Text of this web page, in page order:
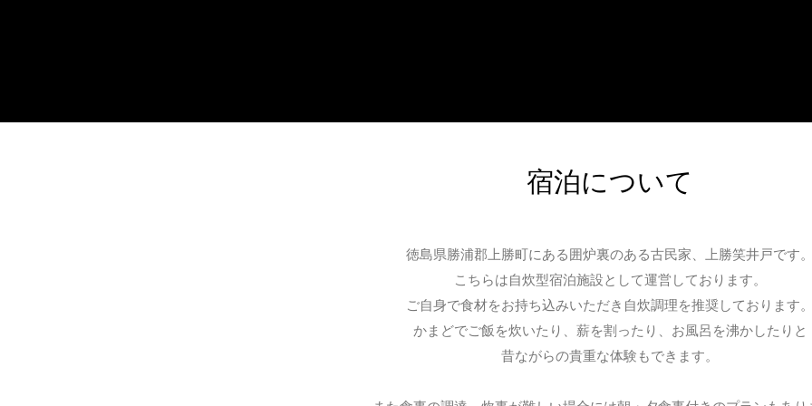
宿泊について
徳島県勝浦郡上勝町にある囲炉裏のある古民家、上勝笑井戸です
こちらは自炊型宿泊施設として運営しております。
ご自身で食材をお持ち込みいただき自炊調理を推奨しております
かまどでご飯を炊いたり、薪を割ったり、お風呂を沸かしたりと
昔ながらの貴重な体験もできます。